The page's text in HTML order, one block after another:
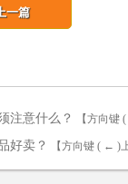
注意什么？ 【方向键
好卖？
一篇
【方向键 ( ← )